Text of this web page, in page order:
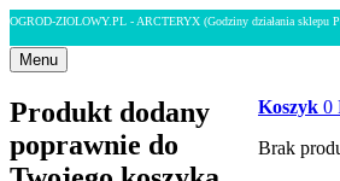
OGROD-ZIOLOWY.PL - ARCTERYX (Godziny działania sklepu
Menu
Koszyk 0
Brak
Produkt dodany
poprawnie do